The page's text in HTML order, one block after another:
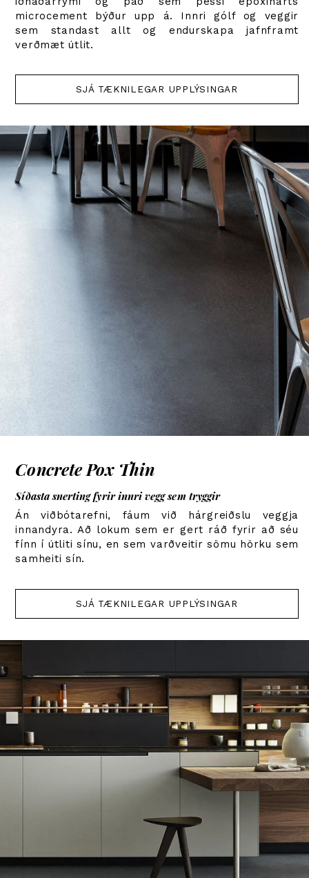
microcement býður upp á. Innri gólf og veggir
sem standast allt og endurskapa jafnframt
verðmæt útlit.
SJÁ TÆKNILEGAR UPPLÝSINGAR
Concrete Pox Thin
Síðasta snerting fyrir innri vegg sem tryggir
Án viðbótarefni, fáum við hárgreiðslu veggja
innandyra. Að lokum sem er gert ráð fyrir að séu
fínn í útliti sínu, en sem varðveitir sömu hörku sem
samheiti sín.
SJÁ TÆKNILEGAR UPPLÝSINGAR